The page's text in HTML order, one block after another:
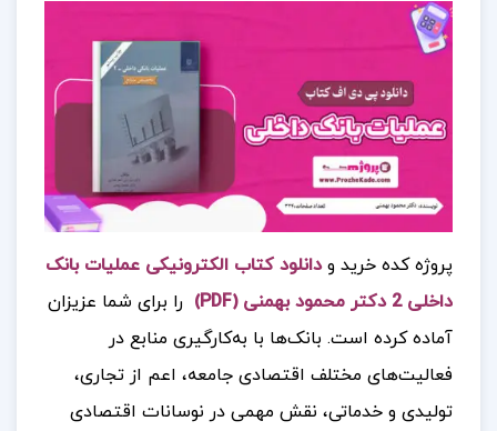
پروژه کده خرید و دانلود کتاب الکترونیکی عملیات بانک
داخلی 2 دکتر محمود بهمنی (PDF)
را برای شما عزیزان
آماده کرده است. بانک‌ها با به‌کارگیری منابع در
فعالیت‌های مختلف اقتصادی جامعه، اعم از تجاری،
تولیدی و خدماتی، نقش مهمی در نوسانات اقتصادی